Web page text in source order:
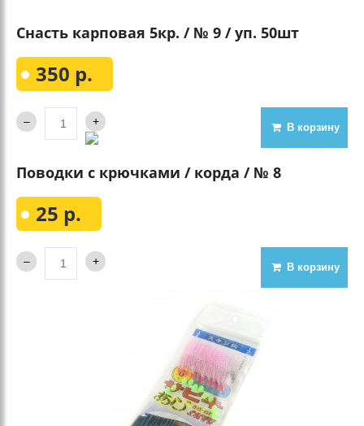
Снасть карповая 5кр. / № 9 / уп. 50шт
350 р.
В корзину
Поводки с крючками / корда / № 8
25 р.
В корзину